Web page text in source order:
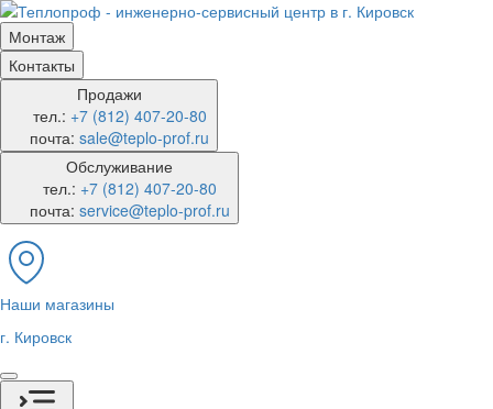
Монтаж
Контакты
Продажи
тел.: +7 (812) 407-20-80
почта: sale@teplo-prof.ru
Обслуживание
тел.: +7 (812) 407-20-80
почта: service@teplo-prof.ru
Наши магазины
г. Кировск